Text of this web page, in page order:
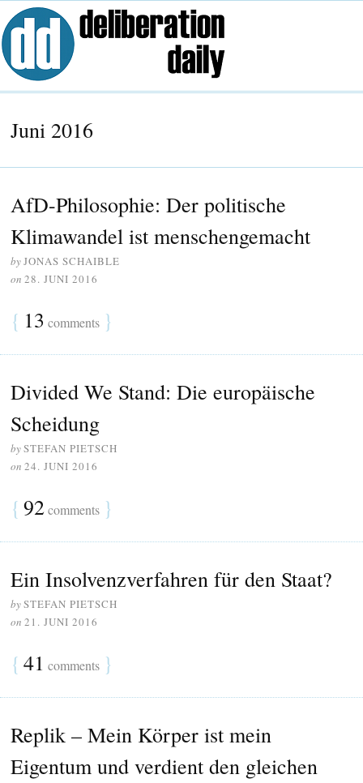
Juni 2016
AfD-Philosophie: Der politische
Klimawandel ist menschengemacht
byJONAS SCHAIBLE
on 28. JUNI 2016
{ 13 comments }
Divided We Stand: Die europäische
Scheidung
bySTEFAN PIETSCH
on 24. JUNI 2016
{ 92comments }
Ein Insolvenzverfahren für den Staat?
bySTEFAN PIETSCH
on 21. JUNI 2016
{ 41 comments }
Replik – Mein Körper ist mein
Eigentum und verdient den gleichen